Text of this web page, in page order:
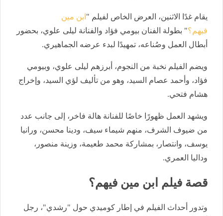
يقام غدًا الاثنين، العرض الخاص لفيلم " ابن مين
فيهم؟" بطولة الفنان بيومي فؤاد والفنانة ليلى علوي، بحضور
أبطال العمل وصُناعه، تمهيدًا لبدء عرضه الجماهيري.
ويضم الفيلم نخبة من النجوم، أبرزهم ليلى علوي، وبيومي
فؤاد، وأحمد عصام السيد، وهو من تأليف لؤي السيد، وإخراج
هشام فتحي.
ويشهد العمل ظهورًا خاصًا للفنانة هالة فاخر، إلى جانب عدد
من ضيوف الشرف، منهم شيماء سيف، ودينا محسن، ورانيا
يوسف، وانتصار، بمشاركة محمد طعيمة، وزينة منصور،
وداليا العمري.
قصة فيلم ابن مين فيهم؟
وتدور أحداث الفيلم في إطار كوميدي حول "رشدي"، رجل